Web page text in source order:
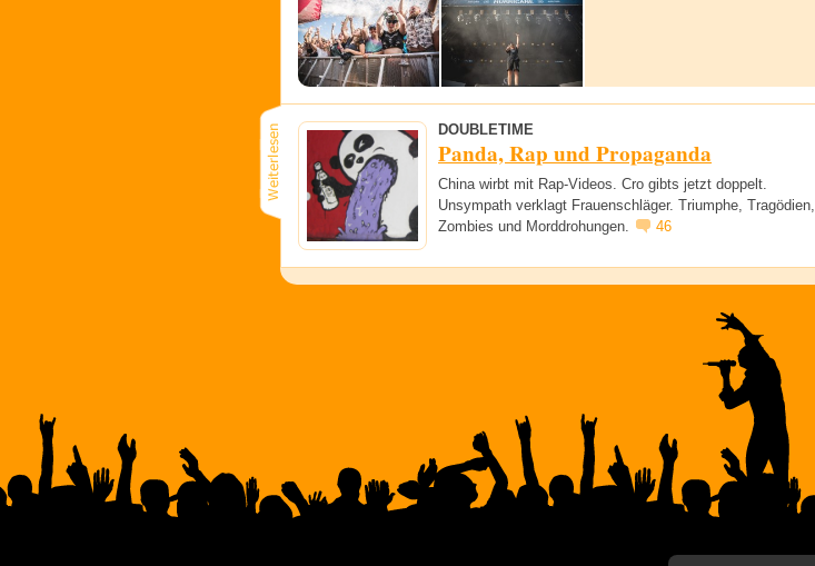
DOUBLETIME
Panda, Rap und Propaganda
China wirbt mit Rap-Videos. Cro gibts jetzt doppelt.
Unsympath verklagt Frauenschläger. Triumphe, Tragödien,
Zombies und Morddrohungen.
46